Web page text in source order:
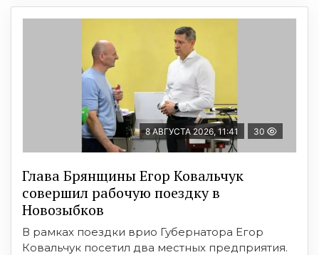
8 АВГУСТА 2026, 11:41 30
Глава Брянщины Егор Ковальчук
совершил рабочую поездку в
Новозыбков
В рамках поездки врио Губернатора Егор
Ковальчук посетил два местных предприятия.